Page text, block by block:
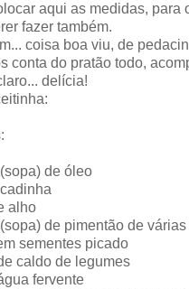
aqui as medidas, para
fazer também.
coisa boa viu, de
conta do pratão todo,
delícia!
de óleo
alho
de pimentão de
sementes picado
caldo de legumes
fervente